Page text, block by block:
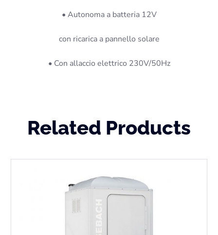
• Autonoma a batteria 12V
con ricarica a pannello solare
• Con allaccio elettrico 230V/50Hz
Related Products